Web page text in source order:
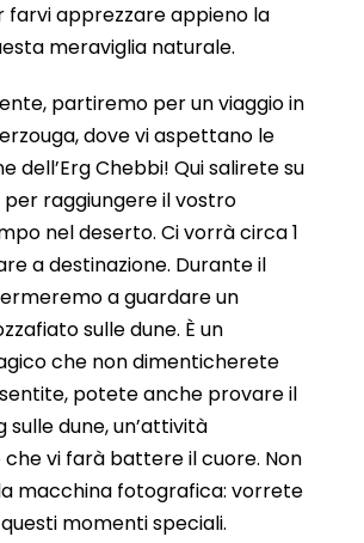
farvi apprezzare appieno la
meraviglia naturale.
partiremo per un viaggio in
dove vi aspettano le
dell’Erg Chebbi! Qui salirete su
raggiungere il vostro
nel deserto. Ci vorrà circa 1
a destinazione. Durante il
a guardare un
sulle dune. È un
che non dimenticherete
potete anche provare il
sulle dune, un’attività
vi farà battere il cuore. Non
macchina fotografica: vorrete
momenti speciali.